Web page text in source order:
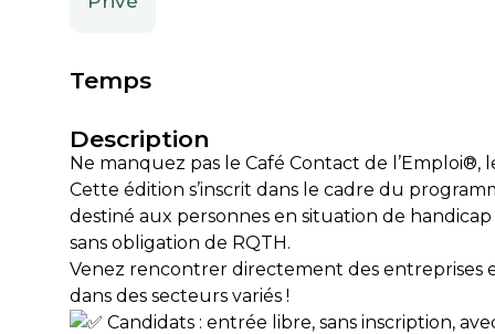
Temps
Description
Ne manquez pas le Café Contact de l’Emploi®,
Cette édition s’inscrit dans le cadre du
destiné aux personnes en situation de
sans obligation de RQTH.
Venez rencontrer directement des
dans des secteurs variés !
Candidats : entrée libre, sans inscription,